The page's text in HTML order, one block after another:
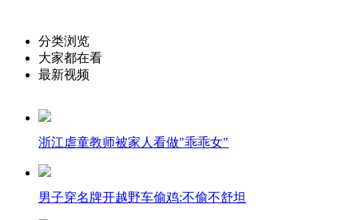
分类浏览
大家都在看
最新视频
浙江虐童教师被家人看做"乖乖女"
男子穿名牌开越野车偷鸡:不偷不舒坦